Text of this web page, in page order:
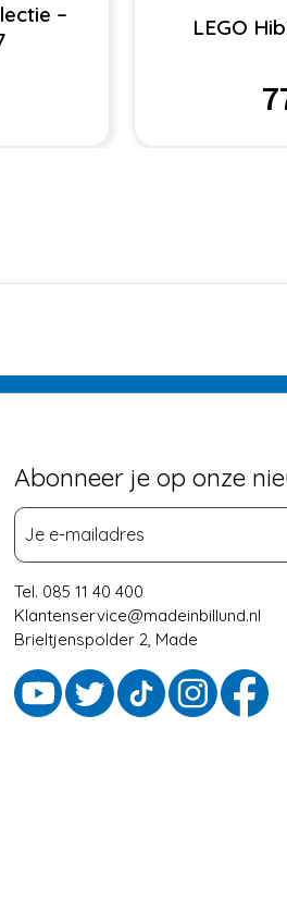
–
LEGO
Abonneer je op onze
Tel. 085 11 40 400
Klantenservice@madeinbillund.nl
Brieltjenspolder 2, Made